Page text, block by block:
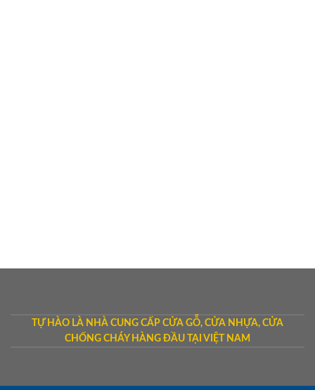
TỰ HÀO LÀ NHÀ CUNG CẤP CỬA GỖ, CỬA NHỰA, CỬA
CHỐNG CHÁY HÀNG ĐẦU TẠI VIỆT NAM